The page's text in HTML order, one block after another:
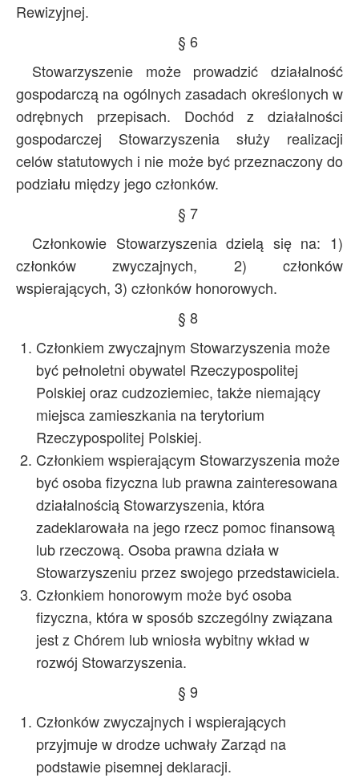
Rewizyjnej.
§ 6
Stowarzyszenie może prowadzić działalność
gospodarczą na ogólnych zasadach określonych w
odrębnych przepisach. Dochód z działalności
gospodarczej Stowarzyszenia służy realizacji
celów statutowych i nie może być przeznaczony do
podziału między jego członków.
§ 7
Członkowie Stowarzyszenia dzielą się na: 1)
członków zwyczajnych, 2) członków
wspierających, 3) członków honorowych.
§ 8
Członkiem zwyczajnym Stowarzyszenia może
być pełnoletni obywatel Rzeczypospolitej
Polskiej oraz cudzoziemiec, także niemający
miejsca zamieszkania na terytorium
Rzeczypospolitej Polskiej.
Członkiem wspierającym Stowarzyszenia może
być osoba fizyczna lub prawna zainteresowana
działalnością Stowarzyszenia, która
zadeklarowała na jego rzecz pomoc finansową
lub rzeczową. Osoba prawna działa w
Stowarzyszeniu przez swojego przedstawiciela.
Członkiem honorowym może być osoba
fizyczna, która w sposób szczególny związana
jest z Chórem lub wniosła wybitny wkład w
rozwój Stowarzyszenia.
§ 9
Członków zwyczajnych i wspierających
przyjmuje w drodze uchwały Zarząd na
podstawie pisemnej deklaracji.